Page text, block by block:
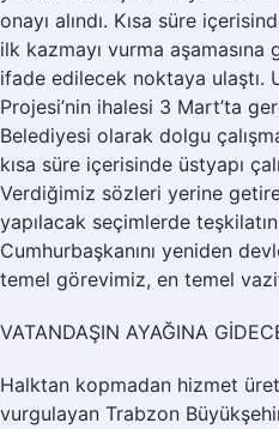
onayı alındı. Kısa süre
ilk kazmayı vurma
ifade edilecek noktaya ulaştı.
Projesi’nin ihalesi 3 Mart’ta
Belediyesi olarak dolgu
kısa süre içerisinde üstyapı
Verdiğimiz sözleri yerine
yapılacak seçimlerde
Cumhurbaşkanını yeniden
temel görevimiz, en temel
VATANDAŞIN AYAĞINA
Halktan kopmadan hizmet
vurgulayan Trabzon